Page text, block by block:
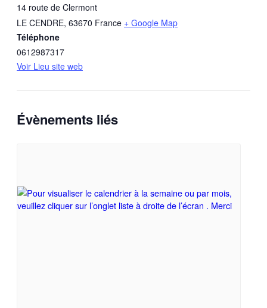
14 route de Clermont
LE CENDRE, 63670 France + Google Map
Téléphone
0612987317
Voir Lieu site web
Évènements liés